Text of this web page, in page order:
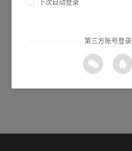
下次自动登录
第三方账号登录